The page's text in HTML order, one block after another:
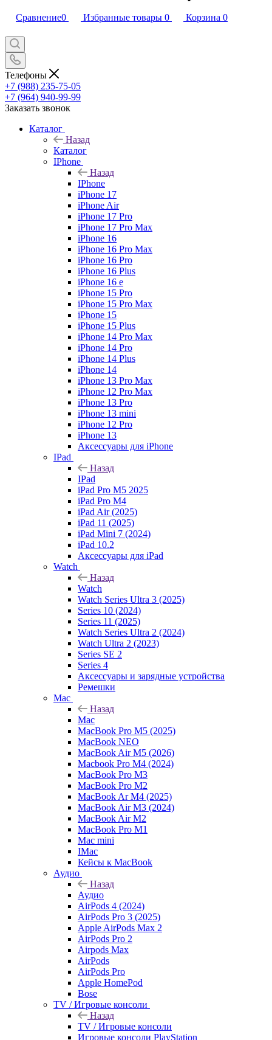
Сравнение0 Избранные товары 0 Корзина 0
Телефоны
+7 (988) 235-75-05
+7 (964) 940-99-99
Заказать звонок
Каталог
Назад
Каталог
IPhone
Назад
IPhone
iPhone 17
iPhone Air
iPhone 17 Pro
iPhone 17 Pro Max
iPhone 16
iPhone 16 Pro Max
iPhone 16 Pro
iPhone 16 Plus
iPhone 16 e
iPhone 15 Pro
iPhone 15 Pro Max
iPhone 15
iPhone 15 Plus
iPhone 14 Pro Max
iPhone 14 Pro
iPhone 14 Plus
iPhone 14
iPhone 13 Pro Max
iPhone 12 Pro Max
iPhone 13 Pro
iPhone 13 mini
iPhone 12 Pro
iPhone 13
Аксессуары для iPhone
IPad
Назад
IPad
iPad Pro M5 2025
iPad Pro M4
iPad Air (2025)
iPad 11 (2025)
iPad Mini 7 (2024)
iPad 10.2
Аксессуары для iPad
Watch
Назад
Watch
Watch Series Ultra 3 (2025)
Series 10 (2024)
Series 11 (2025)
Watch Series Ultra 2 (2024)
Watch Ultra 2 (2023)
Series SE 2
Series 4
Аксессуары и зарядные устройства
Ремешки
Mac
Назад
Mac
MacBook Pro M5 (2025)
MacBook NEO
MacBook Air M5 (2026)
Macbook Pro M4 (2024)
MacBook Pro M3
MacBook Pro M2
MacBook Ar M4 (2025)
MacBook Air M3 (2024)
MacBook Air M2
MacBook Pro M1
Mac mini
IMac
Кейсы к MacBook
Аудио
Назад
Аудио
AirPods 4 (2024)
AirPods Pro 3 (2025)
Apple AirPods Max 2
AirPods Pro 2
Airpods Max
AirPods
AirPods Pro
Apple HomePod
Bose
TV / Игровые консоли
Назад
TV / Игровые консоли
Игровые консоли PlayStation